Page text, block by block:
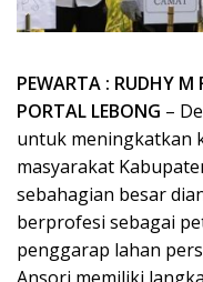
PEWARTA : RUDHY M
PORTAL LEBONG –
untuk meningkatkan
masyarakat
sebahagian besar
berprofesi sebagai
penggarap lahan
Ansori memiliki